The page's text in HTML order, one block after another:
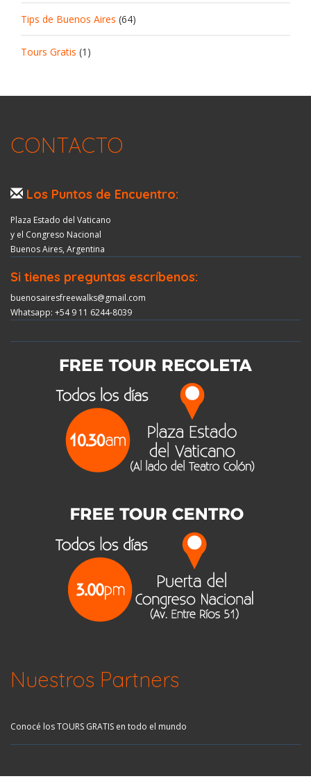
Tips de Buenos Aires (64)
Tours Gratis (1)
CONTACTO
Los Puntos de Encuentro:
Plaza Estado del Vaticano
y el Congreso Nacional
Buenos Aires, Argentina
Si tienes preguntas escríbenos:
buenosairesfreewalks@gmail.com
Whatsapp: +54 9 11 6244-8039
Nuestros Partners
Conocé los TOURS GRATIS en todo el mundo